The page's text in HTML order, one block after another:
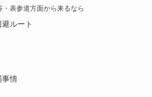
表参道方面から来るなら
ルート
事情